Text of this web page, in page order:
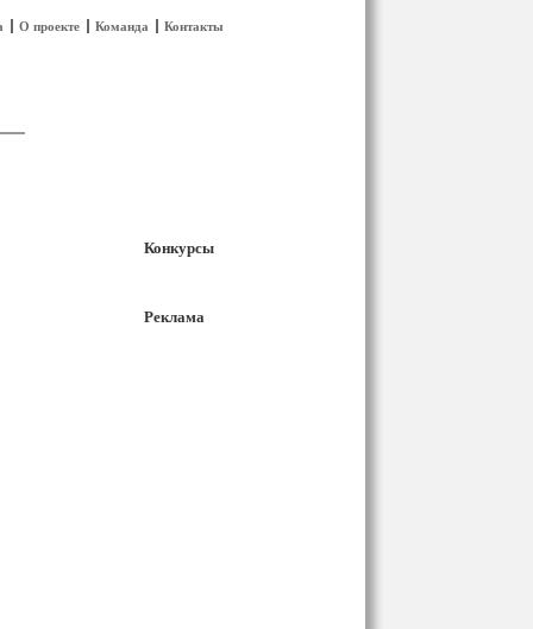
О проекте Команда Контакты
Конкурсы
Реклама